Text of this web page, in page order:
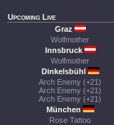
Upcoming Live
Graz
Wolfmother
Innsbruck
Wolfmother
Dinkelsbühl
Arch Enemy (+21)
Arch Enemy (+21)
Arch Enemy (+21)
München
Rose Tattoo